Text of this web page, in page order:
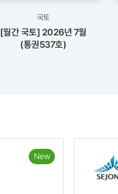
국토
[월간 국토] 2026년 7월
(통권537호)
New